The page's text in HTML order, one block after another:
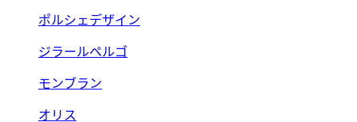
ポルシェデザイン
ジラールペルゴ
モンブラン
オリス